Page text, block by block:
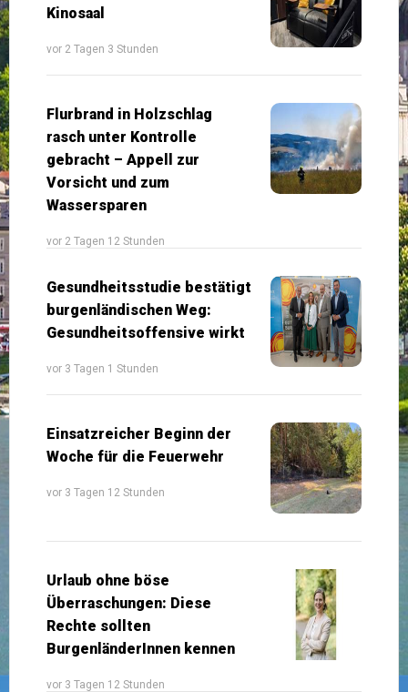
Kinosaal
vor 2 Tagen 3 Stunden
Flurbrand in Holzschlag
rasch unter Kontrolle
gebracht – Appell zur
Vorsicht und zum
Wassersparen
vor 2 Tagen 12 Stunden
Gesundheitsstudie bestätigt
burgenländischen Weg:
Gesundheitsoffensive wirkt
vor 3 Tagen 1 Stunden
Einsatzreicher Beginn der
Woche für die Feuerwehr
vor 3 Tagen 12 Stunden
Urlaub ohne böse
Überraschungen: Diese
Rechte sollten
BurgenländerInnen kennen
vor 3 Tagen 12 Stunden